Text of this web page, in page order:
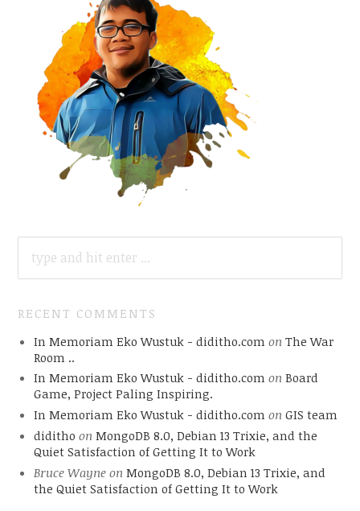
FOR:
RECENT COMMENTS
In Memoriam Eko Wustuk - diditho.com on The War
Room ..
In Memoriam Eko Wustuk - diditho.com on Board
Game, Project Paling Inspiring.
In Memoriam Eko Wustuk - diditho.com on GIS team
diditho on MongoDB 8.0, Debian 13 Trixie, and the
Quiet Satisfaction of Getting It to Work
Bruce Wayneon MongoDB 8.0, Debian 13 Trixie, and
the Quiet Satisfaction of Getting It to Work